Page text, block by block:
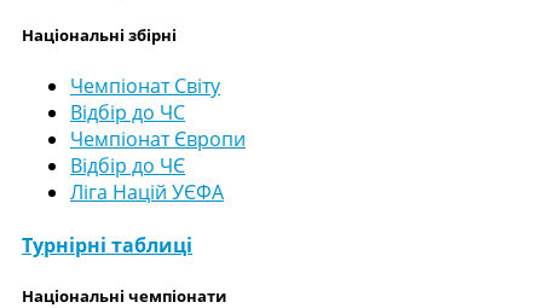
Національні збірні
Чемпіонат Світу
Відбір до ЧС
Чемпіонат Європи
Відбір до ЧЄ
Ліга Націй УЄФА
Турнірні таблиці
Національні чемпіонати